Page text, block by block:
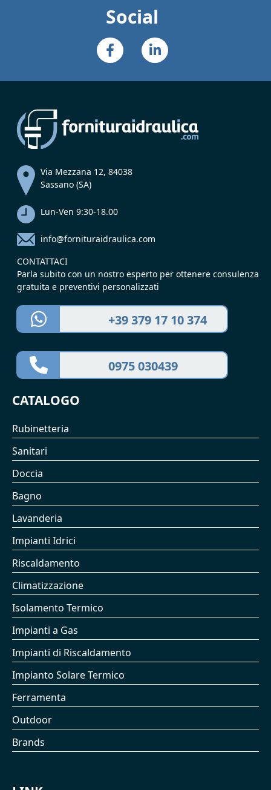
Social
Via Mezzana 12, 84038
Sassano (SA)
Lun-Ven 9:30-18.00
info@fornituraidraulica.com
CONTATTACI
Parla subito con un nostro esperto per ottenere consulenza
gratuita e preventivi personalizzati
+39 379 17 10 374
0975 030439
CATALOGO
Rubinetteria
Sanitari
Doccia
Bagno
Lavanderia
Impianti Idrici
Riscaldamento
Climatizzazione
Isolamento Termico
Impianti a Gas
Impianti di Riscaldamento
Impianto Solare Termico
Ferramenta
Outdoor
Brands